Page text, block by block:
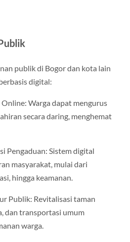
publik di Bogor dan kota lain
digital:
Warga dapat mengurus
secara daring, menghemat
Pengaduan: Sistem digital
masyarakat, mulai dari
hingga keamanan.
Publik: Revitalisasi taman
dan transportasi umum
warga.